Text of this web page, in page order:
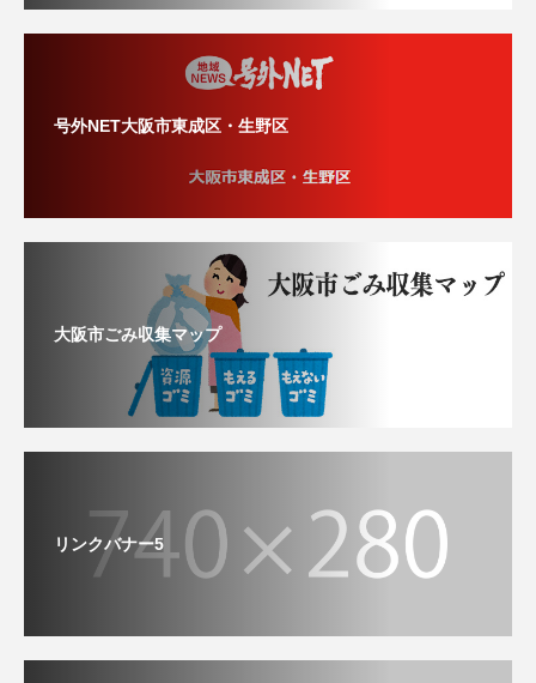
号外NET大阪市東成区・生野区
大阪市ごみ収集マップ
リンクバナー5